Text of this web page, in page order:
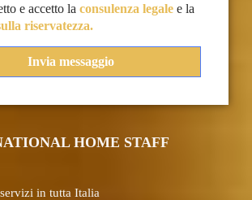
e accetto laconsulenza legale e la
riservatezza.
HOME STAFF
in tutta Italia